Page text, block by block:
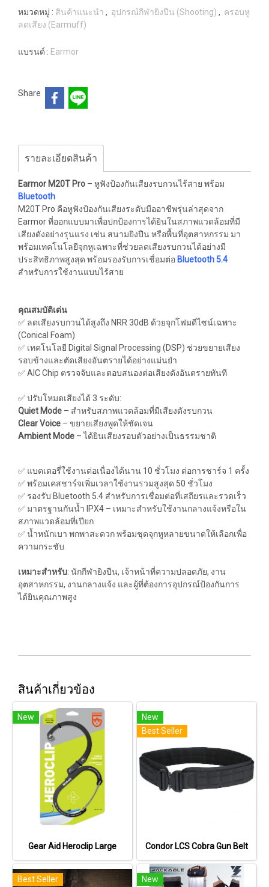
หมวดหมู่ : สินค้าแนะนำ , อุปกรณ์กีฬายิงปืน (Shooting) , ครอบหู
ลดเสียง (Earmuff)
แบรนด์ : Earmor
Share
รายละเอียดสินค้า
Earmor M20T Pro – หูฟังป้องกันเสียงรบกวนไร้สาย พร้อม
Bluetooth
M20T Pro คือหูฟังป้องกันเสียงระดับมืออาชีพรุ่นล่าสุดจาก
Earmor ที่ออกแบบมาเพื่อปกป้องการได้ยินในสภาพแวดล้อมที่มี
เสียงดังอย่างรุนแรง เช่น สนามยิงปืน หรือพื้นที่อุตสาหกรรม มา
พร้อมเทคโนโลยีจุกหูเฉพาะที่ช่วยลดเสียงรบกวนได้อย่างมี
ประสิทธิภาพสูงสุด พร้อมรองรับการเชื่อมต่อ Bluetooth 5.4
สำหรับการใช้งานแบบไร้สาย
คุณสมบัติเด่น
✅ ลดเสียงรบกวนได้สูงถึง NRR 30dB ด้วยจุกโฟมดีไซน์เฉพาะ
(Conical Foam)
✅ เทคโนโลยี Digital Signal Processing (DSP) ช่วยขยายเสียง
รอบข้างและตัดเสียงอันตรายได้อย่างแม่นยำ
✅ AIC Chip ตรวจจับและตอบสนองต่อเสียงดังอันตรายทันที
✅ ปรับโหมดเสียงได้ 3 ระดับ:
Quiet Mode – สำหรับสภาพแวดล้อมที่มีเสียงดังรบกวน
Clear Voice – ขยายเสียงพูดให้ชัดเจน
Ambient Mode – ได้ยินเสียงรอบตัวอย่างเป็นธรรมชาติ
✅ แบตเตอรี่ใช้งานต่อเนื่องได้นาน 10 ชั่วโมง ต่อการชาร์จ 1 ครั้ง
✅ พร้อมเคสชาร์จเพิ่มเวลาใช้งานรวมสูงสุด 50 ชั่วโมง
✅ รองรับ Bluetooth 5.4 สำหรับการเชื่อมต่อที่เสถียรและรวดเร็ว
✅ มาตรฐานกันน้ำ IPX4 – เหมาะสำหรับใช้งานกลางแจ้งหรือใน
สภาพแวดล้อมที่เปียก
✅ น้ำหนักเบา พกพาสะดวก พร้อมชุดจุกหูหลายขนาดให้เลือกเพื่อ
ความกระชับ
เหมาะสำหรับ: นักกีฬายิงปืน, เจ้าหน้าที่ความปลอดภัย, งาน
อุตสาหกรรม, งานกลางแจ้ง และผู้ที่ต้องการอุปกรณ์ป้องกันการ
ได้ยินคุณภาพสูง
สินค้าเกี่ยวข้อง
New
Gear Aid Heroclip Large
New
Best Seller
Condor LCS Cobra Gun Belt
Best Seller New